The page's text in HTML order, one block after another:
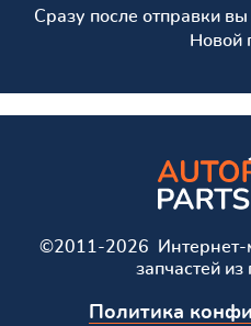
Сразу после отправки
Новой
©2011-2026 Интернет-
запчастей из
Политика